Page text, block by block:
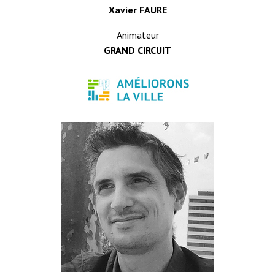
Xavier FAURE
Animateur
GRAND CIRCUIT